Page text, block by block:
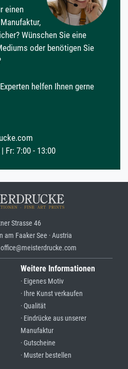
einen
Wünschen Sie eine
oder benötigen Sie
helfen Ihnen gerne
Fr: 7:00 - 13:00
Strasse 46
am Faaker See · Austria
Weitere Informationen
· Eigenes Motiv
· Ihre Kunst verkaufen
· Qualität
· Eindrücke aus unserer
Manufaktur
· Gutscheine
· Muster bestellen